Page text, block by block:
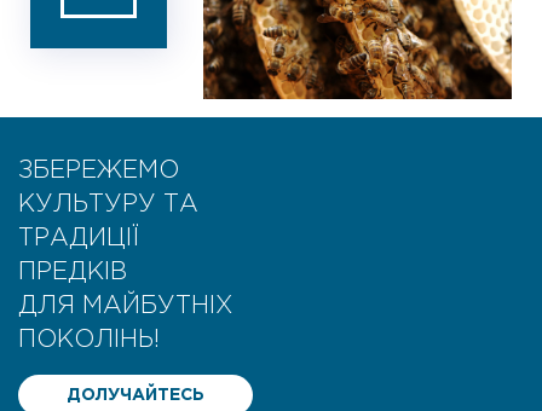
ЗБЕРЕЖЕМО
КУЛЬТУРУ ТА
ТРАДИЦІЇ
ПРЕДКІВ
ДЛЯ МАЙБУТНІХ
ПОКОЛІНЬ!
ДОЛУЧАЙТЕСЬ